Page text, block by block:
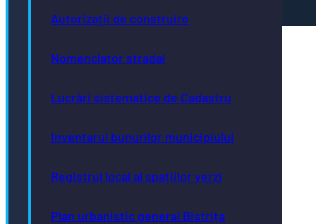
Autorizații de construire
Nomenclator stradal
Lucrări sistematice de Cadastru
Inventarul bunurilor municipiului
Registrul local al spațiilor verzi
Plan urbanistic general Bistrița